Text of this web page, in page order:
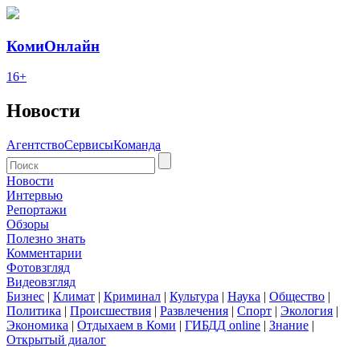
КомиОнлайн
16+
Новости
АгентствоСервисыКоманда
Новости
Интервью
Репортажи
Обзоры
Полезно знать
Комментарии
Фотовзгляд
Видеовзгляд
Бизнес | Климат | Криминал | Культура | Наука | Общество |
Политика | Происшествия | Развлечения | Спорт | Экология |
Экономика | Отдыхаем в Коми | ГИБДД online | Знание |
Открытый диалог